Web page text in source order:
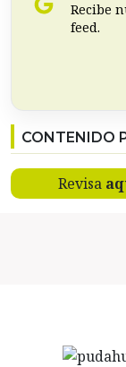
Recibe
feed.
CONTENIDO
Revisa